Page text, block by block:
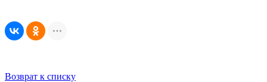
Возврат к списку